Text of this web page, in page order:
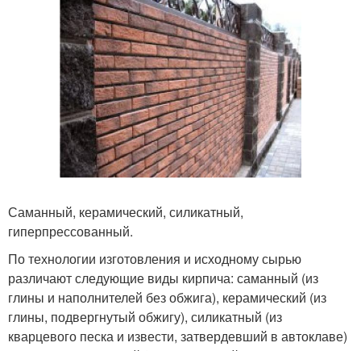
Саманный, керамический, силикатный,
гиперпрессованный.
По технологии изготовления и исходному сырью
различают следующие виды кирпича: саманный (из
глины и наполнителей без обжига), керамический (из
глины, подвергнутый обжигу), силикатный (из
кварцевого песка и извести, затвердевший в автоклаве)